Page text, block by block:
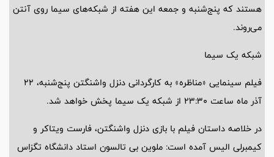
هستند که پنج‌شنبه و جمعه این هفته از شبکه‌های سیما روی آنتن
می‌روند.
شبکه یک سیما
فیلم سینمایی «مناظره» به کارگردانی دنزل واشنگتن پنج‌شنبه، 22
آذر ماه ساعت 23:30 از شبکه یک سیما پخش خواهد شد.
در خلاصه داستان فیلم با بازی دنزل واشنگتن، فارست ویتاکر و
کیمبرلی الیس آمده است: ملوین بی تالسون استاد دانشگاه تگزاس